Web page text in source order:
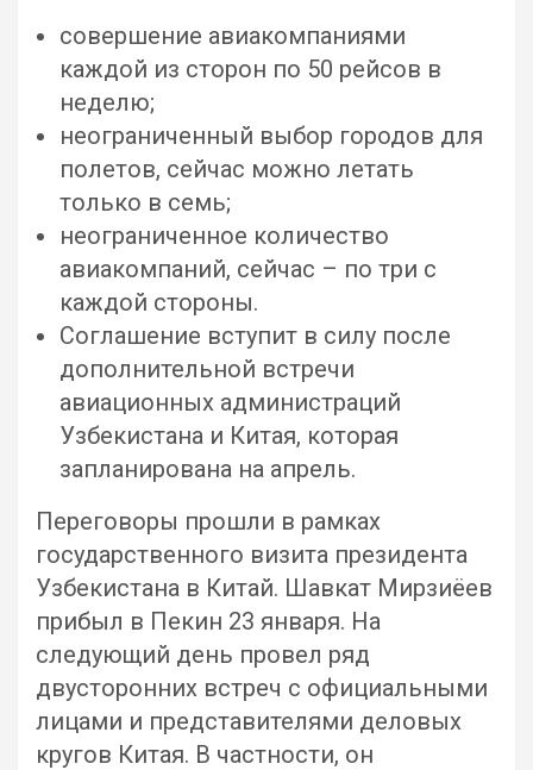
совершение авиакомпаниями
каждой из сторон по 50 рейсов в
неделю;
неограниченный выбор городов для
полетов, сейчас можно летать
только в семь;
неограниченное количество
авиакомпаний, сейчас – по три с
каждой стороны.
Соглашение вступит в силу после
дополнительной встречи
авиационных администраций
Узбекистана и Китая, которая
запланирована на апрель.
Переговоры прошли в рамках
государственного визита президента
Узбекистана в Китай. Шавкат Мирзиёев
прибыл в Пекин 23 января. На
следующий день провел ряд
двусторонних встреч с официальными
лицами и представителями деловых
кругов Китая. В частности, он